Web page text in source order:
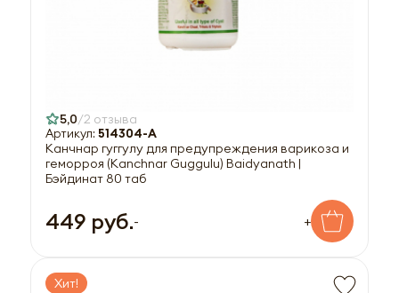
5,0 2 отзыва
Артикул: 514304-A
Канчнар гуггулу для предупреждения варикоза и
геморроя (Kanchnar Guggulu) Baidyanath |
Бэйдинат 80 таб
449 руб.- +
Хит!